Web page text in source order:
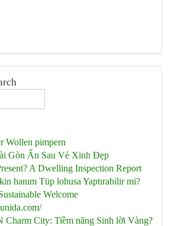
Wollen pimpern
Gòn Ẩn Sau Vẻ Xinh Đẹp
A Dwelling Inspection Report
hanım Tüp lohusa Yaptırabilir mi?
Welcome
Charm City: Tiềm năng Sinh lời Vàng?